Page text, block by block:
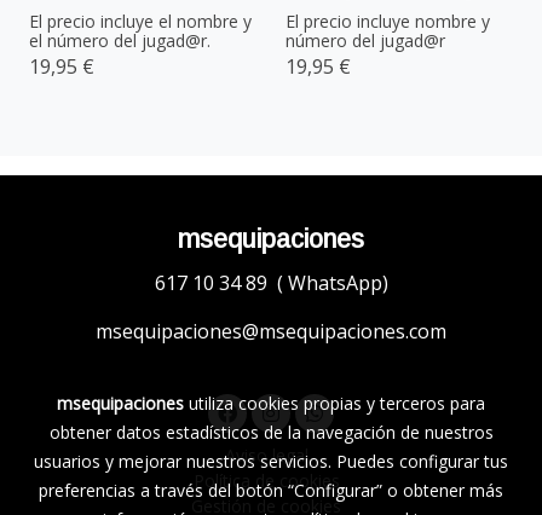
El precio incluye el nombre y
el número del jugad@r.
19,95 €
El precio incluye nombre y
número del jugad@r
19,95 €
msequipaciones
617 10 34 89 ( WhatsApp)
msequipaciones@msequipaciones.com
Aviso legal
Política de cookies
Gestión de cookies
msequipaciones utiliza cookies propias y terceros para
obtener datos estadísticos de la navegación de nuestros
usuarios y mejorar nuestros servicios. Puedes configurar tus
preferencias a través del botón “Configurar” o obtener más